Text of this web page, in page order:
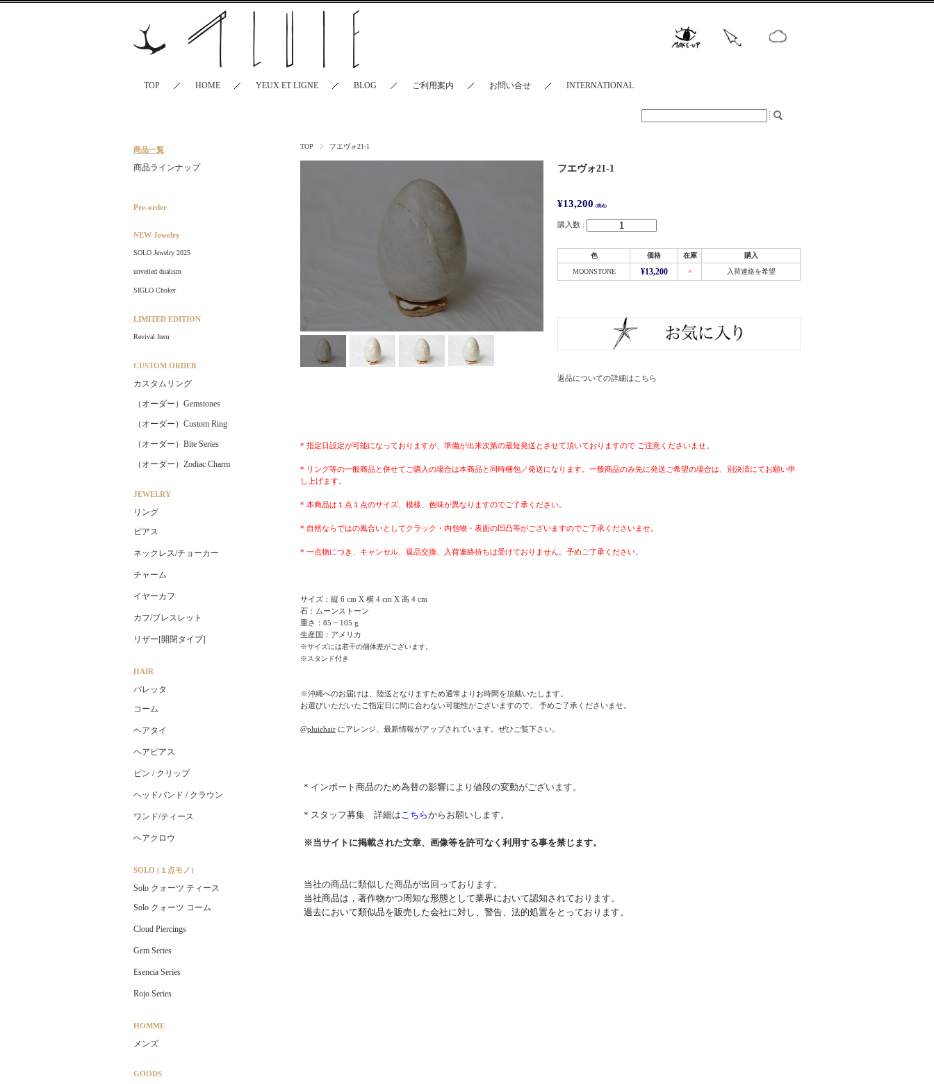
TOP HOME YEUX ET LIGNE BLOG ご利用案内 お問い合せ INTERNATIONAL
TOP フエヴォ21-1
フエヴォ21-1
¥13,200 (税込)
購入数 :
色 価格 在庫 購入
MOONSTONE ¥13,200 × 入荷連絡を希望
返品についての詳細はこちら
* 指定日設定が可能になっておりますが、準備が出来次第の最短発送とさせて頂いておりますので ご注意くださいませ。
* リング等の一般商品と併せてご購入の場合は本商品と同時梱包／発送になります。一般商品のみ先に発送ご希望の場合は、別決済にてお願い申
し上げます。
* 本商品は１点１点のサイズ、模様、色味が異なりますのでご了承ください。
* 自然ならではの風合いとしてクラック・内包物・表面の凹凸等がございますのでご了承くださいませ。
* 一点物につき、キャンセル、返品交換、入荷連絡待ちは受けておりません。予めご了承ください。
サイズ：縦 6 cm X 横 4 cm X 高 4 cm
石：ムーンストーン
重さ：85 ~ 105 g
生産国：アメリカ
※サイズには若干の個体差がございます。
※スタンド付き
※沖縄へのお届けは、陸送となりますため通常よりお時間を頂戴いたします。
お選びいただいたご指定日に間に合わない可能性がございますので、 予めご了承くださいませ。
@pluiehair にアレンジ、最新情報がアップされています。ぜひご覧下さい。
* インポート商品のため為替の影響により値段の変動がございます。
* スタッフ募集 詳細は こちらからお願いします。
※当サイトに掲載された文章、画像等を許可なく利用する事を禁じます。
当社の商品に類似した商品が出回っております。
当社商品は，著作物かつ周知な形態として業界において認知されております。
過去において類似品を販売した会社に対し、警告、法的処置をとっております。
商品一覧
商品ラインナップ
Pre-order
NEW Jewelry
SOLO Jewelry 2025
unveiled dualism
SIGLO Choker
LIMITED EDITION
Revival Item
CUSTOM ORDER
カスタムリング
（オーダー）Gemstones
（オーダー）Custom Ring
（オーダー）Bite Series
（オーダー）Zodiac Charm
JEWELRY
リング
ピアス
ネックレス/チョーカー
チャーム
イヤーカフ
カフ/ブレスレット
リザー[開閉タイプ]
HAIR
バレッタ
コーム
ヘアタイ
ヘアピアス
ピン / クリップ
ヘッドバンド / クラウン
ワンド/ティース
ヘアクロウ
SOLO (１点モノ）
Solo クォーツ ティース
Solo クォーツ コーム
Cloud Piercings
Gem Series
Esencia Series
Rojo Series
HOMME
メンズ
GOODS